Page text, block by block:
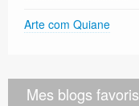
Arte com Quiane
Mes blogs favoris